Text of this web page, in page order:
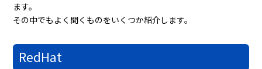
ます。
その中でもよく聞くものをいくつか紹介します。
RedHat